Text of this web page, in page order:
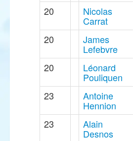
20 Nicolas
Carrat
20 James
Lefebvre
20 Léonard
Pouliquen
23 Antoine
Hennion
23 Alain
Desnos